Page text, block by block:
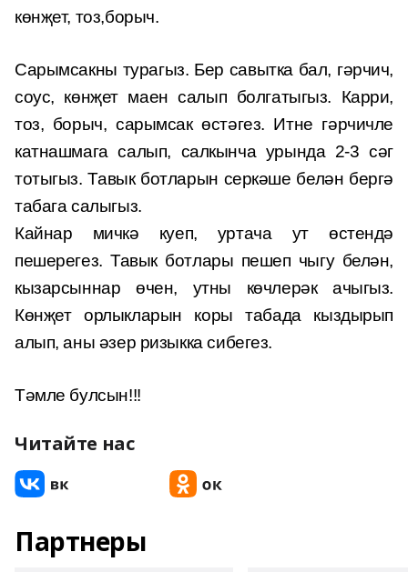
көнҗет, тоз,борыч.
Сарымсакны турагыз. Бер савытка бал, гәрчич,
соус, көнҗет маен салып болгатыгыз. Карри,
тоз, борыч, сарымсак өстәгез. Итне гәрчичле
катнашмага салып, салкынча урында 2-3 сәг
тотыгыз. Тавык ботларын серкәше белән бергә
табага салыгыз.
Кайнар мичкә куеп, уртача ут өстендә
пешерегез. Тавык ботлары пешеп чыгу белән,
кызарсыннар өчен, утны көчлерәк ачыгыз.
Көнҗет орлыкларын коры табада кыздырып
алып, аны әзер ризыкка сибегез.
Тәмле булсын!!!
Читайте нас
Партнеры